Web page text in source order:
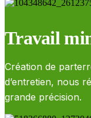
Travail
Création de
d’entretien, nous
grande précision.